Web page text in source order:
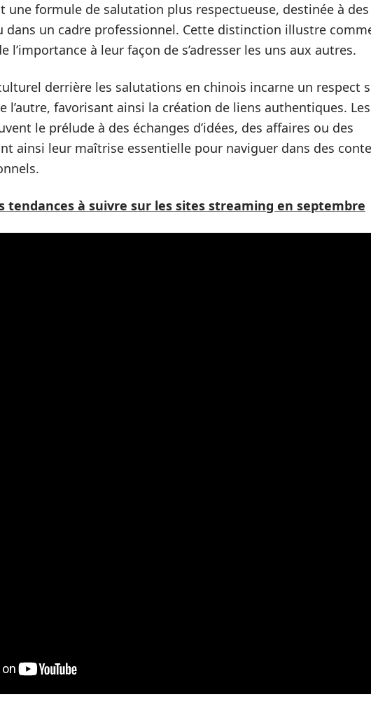
une formule de salutation plus respectueuse, destinée à des
dans un cadre professionnel. Cette distinction illustre
l’importance à leur façon de s’adresser les uns aux autres.
derrière les salutations en chinois incarne un respect
l’autre, favorisant ainsi la création de liens authentiques. Les
le prélude à des échanges d’idées, des affaires ou des
ainsi leur maîtrise essentielle pour naviguer dans des
tendances à suivre sur les sites streaming en septembre